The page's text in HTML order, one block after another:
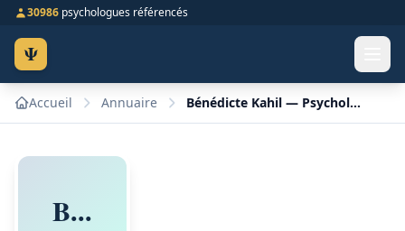
30986 psychologues référencés
Ψ
Accueil Annuaire Bénédicte Kahil — Psychologue à Mondeville
B...